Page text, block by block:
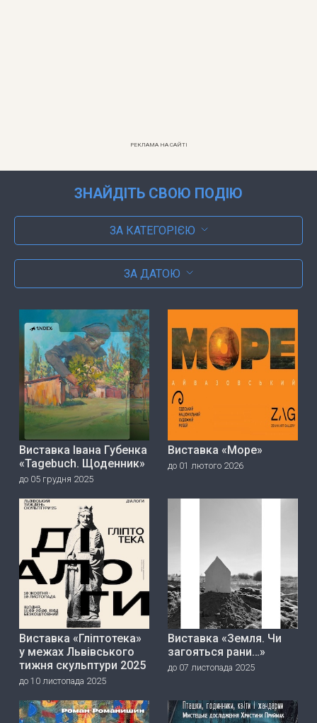
РЕКЛАМА НА САЙТІ
ЗНАЙДІТЬ СВОЮ ПОДІЮ
ЗА КАТЕГОРІЄЮ
ЗА ДАТОЮ
Виставка Івана Губенка
«Tagebuch. Щоденник»
до 05 грудня 2025
Виставка «Море»
до 01 лютого 2026
Виставка «Гліптотека»
у межах Львівського
тижня скульптури 2025
до 10 листопада 2025
Виставка «Земля. Чи
загояться рани…»
до 07 листопада 2025